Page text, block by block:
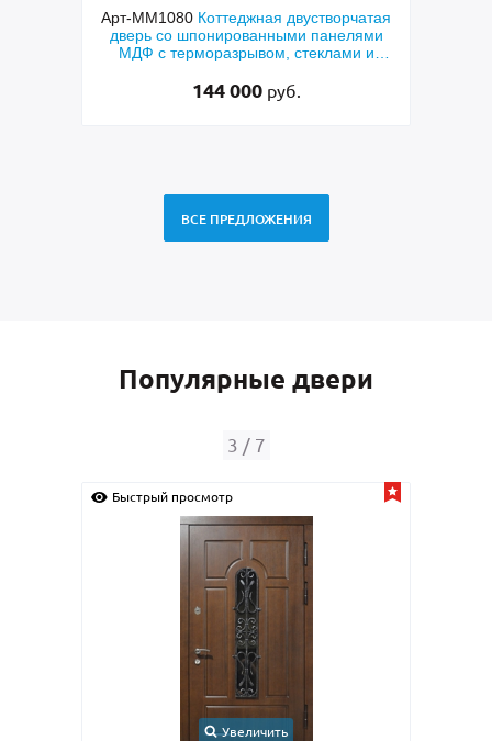
Арт-ММ1080 Коттеджная двустворчатая
дверь со шпонированными панелями
МДФ с терморазрывом, стеклами и
144 000 руб.
ВСЕ ПРЕДЛОЖЕНИЯ
Популярные двери
4 / 7
Быстрый просмотр
Увеличить